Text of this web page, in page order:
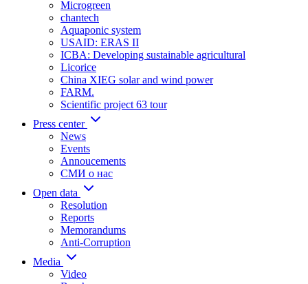
Microgreen
chantech
Aquaponic system
USAID: ERAS II
ICBA: Developing sustainable agricultural
Licorice
China XIEG solar and wind power
FARM.
Scientific project 63 tour
Press center
News
Events
Annoucements
СМИ о нас
Open data
Resolution
Reports
Memorandums
Anti-Corruption
Media
Video